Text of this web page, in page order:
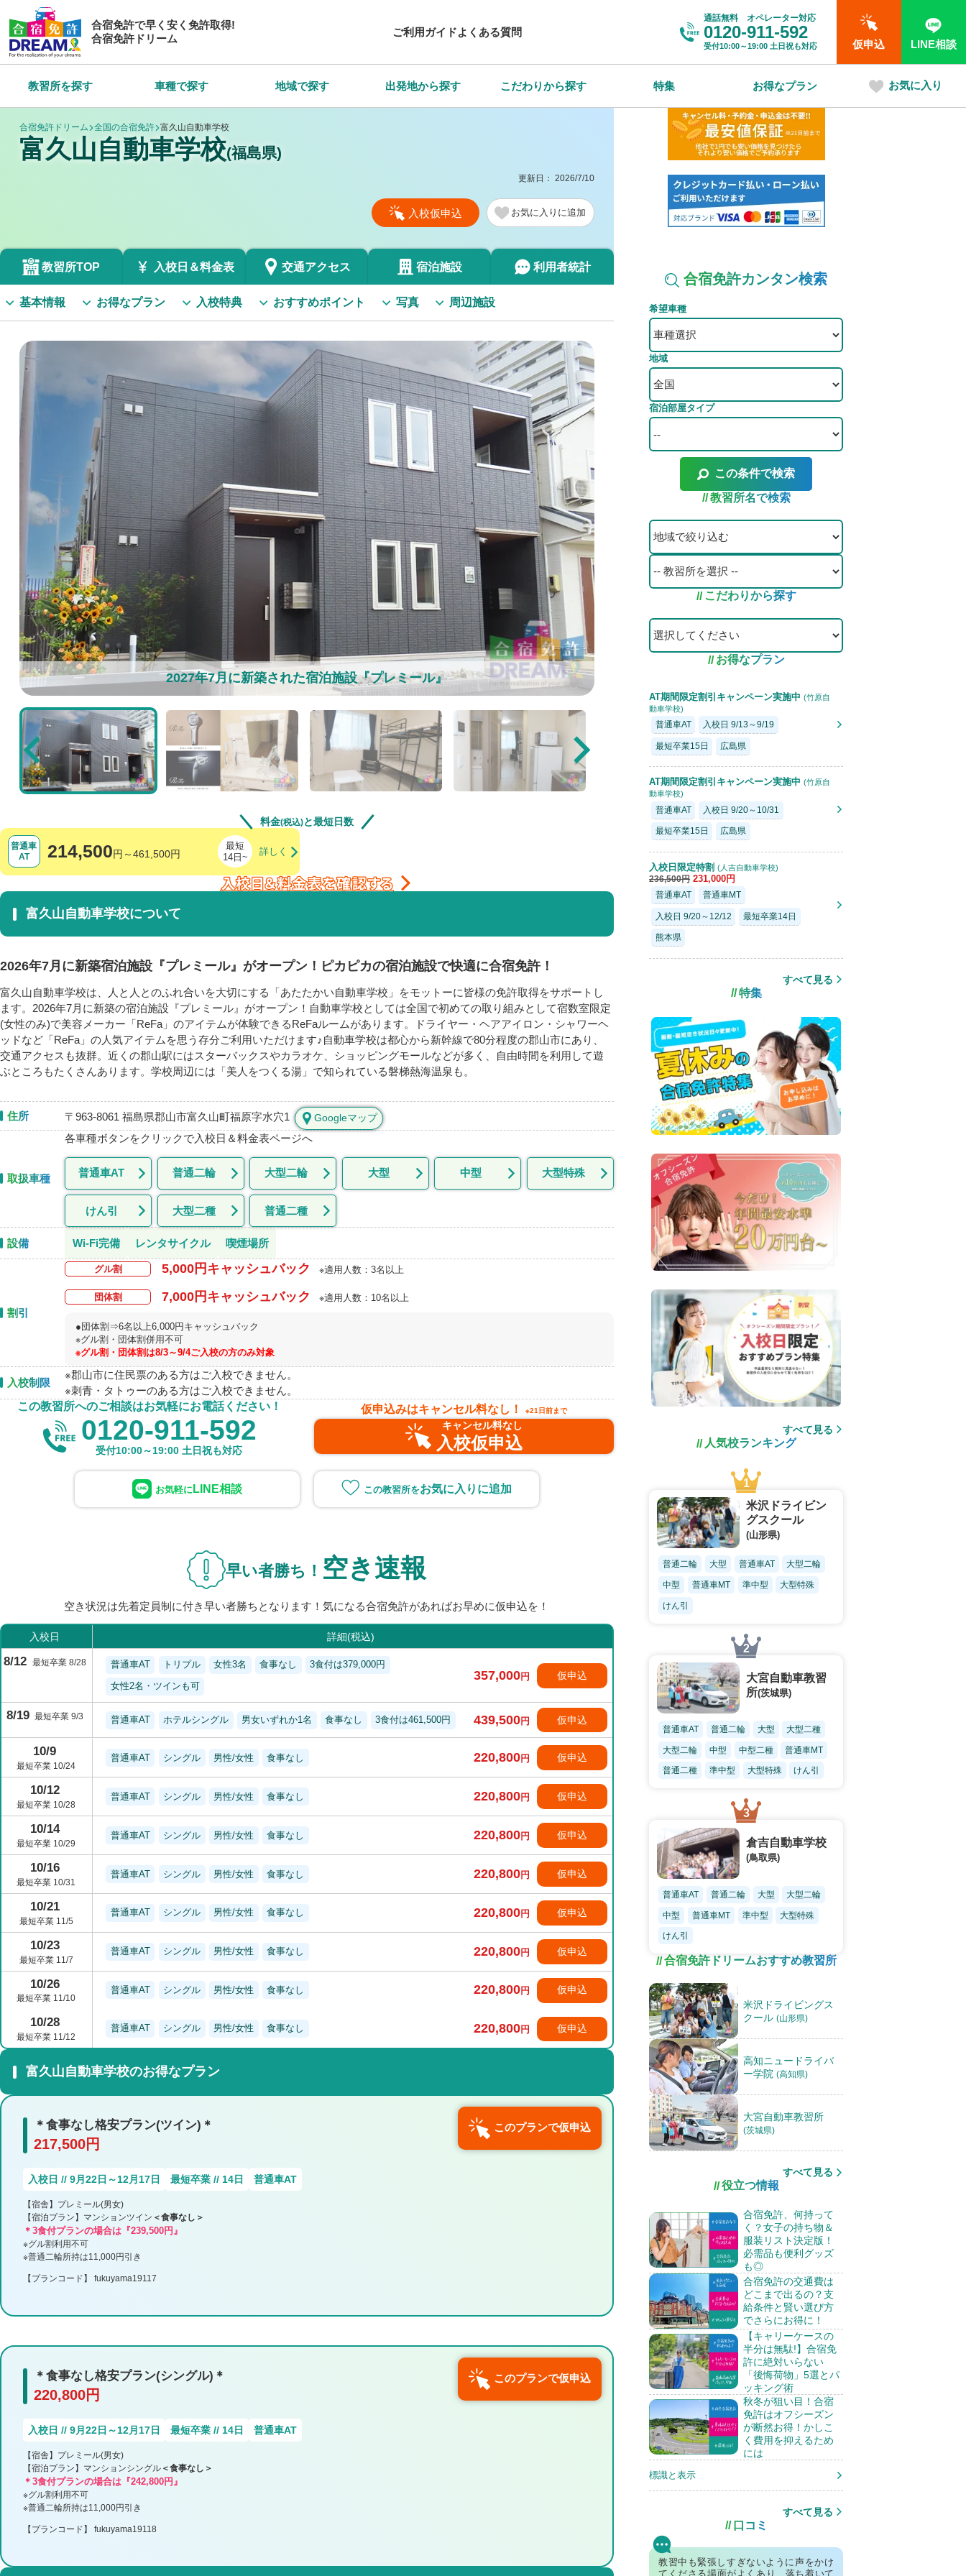
合宿免許で早く安く免許取得!
合宿免許ドリーム
ご利用ガイドよくある質問
通話無料 オペレーター対応
0120-911-592
受付10:00～19:00 土日祝も対応 仮申込 LINE相談
教習所を探す 車種で探す 地域で探す 出発地から探す こだわりから探す 特集 お得なプラン お気に入り
合宿免許ドリーム 全国の合宿免許 富久山自動車学校
富久山自動車学校(福島県)
更新日： 2026/7/10
入校仮申込 お気に入り
教習所TOP 入校日＆料金表 交通アクセス 宿泊施設 利用者統計
基本情報 お得なプラン 入校特典 おすすめポイント 写真 周辺施設
2027年7月に新築された宿泊施設『プレミール』
料金(税込)と最短日数
普通車
AT
214,500円～461,500円
最短
14日~
富久山自動車学校について
2026年7月に新築宿泊施設『プレミール』がオープン！ピカピカの宿泊施設で快適に合宿免許！
富久山自動車学校は、人と人とのふれ合いを大切にする「あたたかい自動車学校」をモットーに皆様の免許取得をサポートし
ます。2026年7月に新築の宿泊施設『プレミール』がオープン！自動車学校としては全国で初めての取り組みとして宿数室限定
(女性のみ)で美容メーカー「ReFa」のアイテムが体験できるReFaルームがあります。ドライヤー・ヘアアイロン・シャワーヘ
ッドなど「ReFa」の人気アイテムを思う存分ご利用いただけます♪自動車学校は都心から新幹線で80分程度の郡山市にあり、
交通アクセスも抜群。近くの郡山駅にはスターバックスやカラオケ、ショッピングモールなどが多く、自由時間を利用して遊
ぶところもたくさんあります。学校周辺には「美人をつくる湯」で知られている磐梯熱海温泉も。
住所 〒963-8061 福島県郡山市富久山町福原字水穴1 Googleマップ
取扱車種
各車種ボタンをクリックで入校日＆料金表ページへ
普通車AT 普通二輪 大型二輪 大型 中型 大型特殊
けん引 大型二種 普通二種
設備 Wi-Fi完備 レンタサイクル 喫煙場所
割引
グル割 5,000円キャッシュバック ※適用人数：3名以上
団体割 7,000円キャッシュバック ※適用人数：10名以上
●団体割⇒6名以上6,000円キャッシュバック
※グル割・団体割併用不可
※グル割・団体割は8/3～9/4ご入校の方のみ対象
入校制限
※郡山市に住民票のある方はご入校できません。
※刺青・タトゥーのある方はご入校できません。
この教習所へのご相談はお気軽にお電話ください！
0120-911-592
受付10:00～19:00 土日祝も対応
仮申込みはキャンセル料なし！ ※21日前まで
キャンセル料なし
入校仮申込
お気軽に LINE相談 お気に入り
早い者勝ち！ 空き速報
空き状況は先着定員制に付き早い者勝ちとなります！気になる合宿免許があればお早めに仮申込を！
入校日 詳細(税込)
8/12 最短卒業 8/28 普通車AT トリプル 女性3名 食事なし 3食付は379,000円
女性2名・ツインも可
357,000円 仮申込
8/19 最短卒業 9/3 普通車AT ホテルシングル 男女いずれか1名 食事なし 3食付は461,500円 439,500円 仮申込
10/9
最短卒業 10/24
普通車AT シングル 男性/女性 食事なし 220,800円 仮申込
10/12
最短卒業 10/28
普通車AT シングル 男性/女性 食事なし 220,800円 仮申込
10/14
最短卒業 10/29
普通車AT シングル 男性/女性 食事なし 220,800円 仮申込
10/16
最短卒業 10/31
普通車AT シングル 男性/女性 食事なし 220,800円 仮申込
10/21
最短卒業 11/5
普通車AT シングル 男性/女性 食事なし 220,800円 仮申込
10/23
最短卒業 11/7
普通車AT シングル 男性/女性 食事なし 220,800円 仮申込
10/26
最短卒業 11/10
普通車AT シングル 男性/女性 食事なし 220,800円 仮申込
10/28
最短卒業 11/12
普通車AT シングル 男性/女性 食事なし 220,800円 仮申込
富久山自動車学校のお得なプラン
＊食事なし格安プラン(ツイン)＊
217,500円
入校日 // 9月22日～12月17日 最短卒業 // 14日 普通車AT
【宿舎】プレミール(男女)
【宿泊プラン】マンションツイン ＜食事なし＞
＊3食付プランの場合は『239,500円』
※グル割利用不可
※普通二輪所持は11,000円引き
【プランコード】 fukuyama19117
このプランで仮申込
＊食事なし格安プラン(シングル)＊
220,800円
入校日 // 9月22日～12月17日 最短卒業 // 14日 普通車AT
【宿舎】プレミール(男女)
【宿泊プラン】マンションシングル ＜食事なし＞
＊3食付プランの場合は『242,800円』
※グル割利用不可
※普通二輪所持は11,000円引き
【プランコード】 fukuyama19118
このプランで仮申込
合宿免許カンタン検索
希望車種
地域
宿泊部屋タイプ
この条件で検索
教習所名で検索
こだわりから探す
お得なプラン
AT期間限定割引キャンペーン実施中 (竹原自
動車学校)
普通車AT 入校日 9/13～9/19
最短卒業15日 広島県
AT期間限定割引キャンペーン実施中 (竹原自
動車学校)
普通車AT 入校日 9/20～10/31
最短卒業15日 広島県
入校日限定特割 (人吉自動車学校)
236,500円 231,000円
普通車AT 普通車MT
入校日 9/20～12/12 最短卒業14日
熊本県
すべて見る
特集
すべて見る
人気校ランキング
米沢ドライビン
グスクール
(山形県)
普通二輪 大型 普通車AT 大型二輪
中型 普通車MT 準中型 大型特殊
けん引
大宮自動車教習
所(茨城県)
普通車AT 普通二輪 大型 大型二種
大型二輪 中型 中型二種 普通車MT
普通二種 準中型 大型特殊 けん引
倉吉自動車学校
(鳥取県)
普通車AT 普通二輪 大型 大型二輪
中型 普通車MT 準中型 大型特殊
けん引
合宿免許ドリームおすすめ教習所
米沢ドライビングス
クール(山形県)
高知ニュードライバ
ー学院(高知県)
大宮自動車教習所
(茨城県)
すべて見る
役立つ情報
合宿免許、何持って
く？女子の持ち物＆
服装リスト決定版！
必需品も便利グッズ
も◎
合宿免許の交通費は
どこまで出るの？支
給条件と賢い選び方
でさらにお得に！
【キャリーケースの
半分は無駄!】合宿免
許に絶対いらない
「後悔荷物」5選とパ
ッキング術
秋冬が狙い目！合宿
免許はオフシーズン
が断然お得！かしこ
く費用を抑えるため
には
標識と表示
すべて見る
口コミ
教習中も緊張しすぎないように声をかけ
てくださる場面がよくあり、落ち着いて